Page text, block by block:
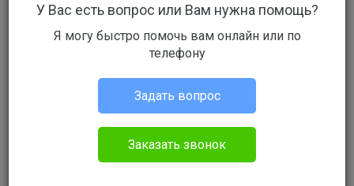
Стоимость: 79 руб
Вопрос уже решен
Ответов: 3
Без указания категории
У Вас есть вопрос или Вам нужна помощь?
Я могу быстро помочь вам онлайн или по
телефону
Задать вопрос
Заказать звонок